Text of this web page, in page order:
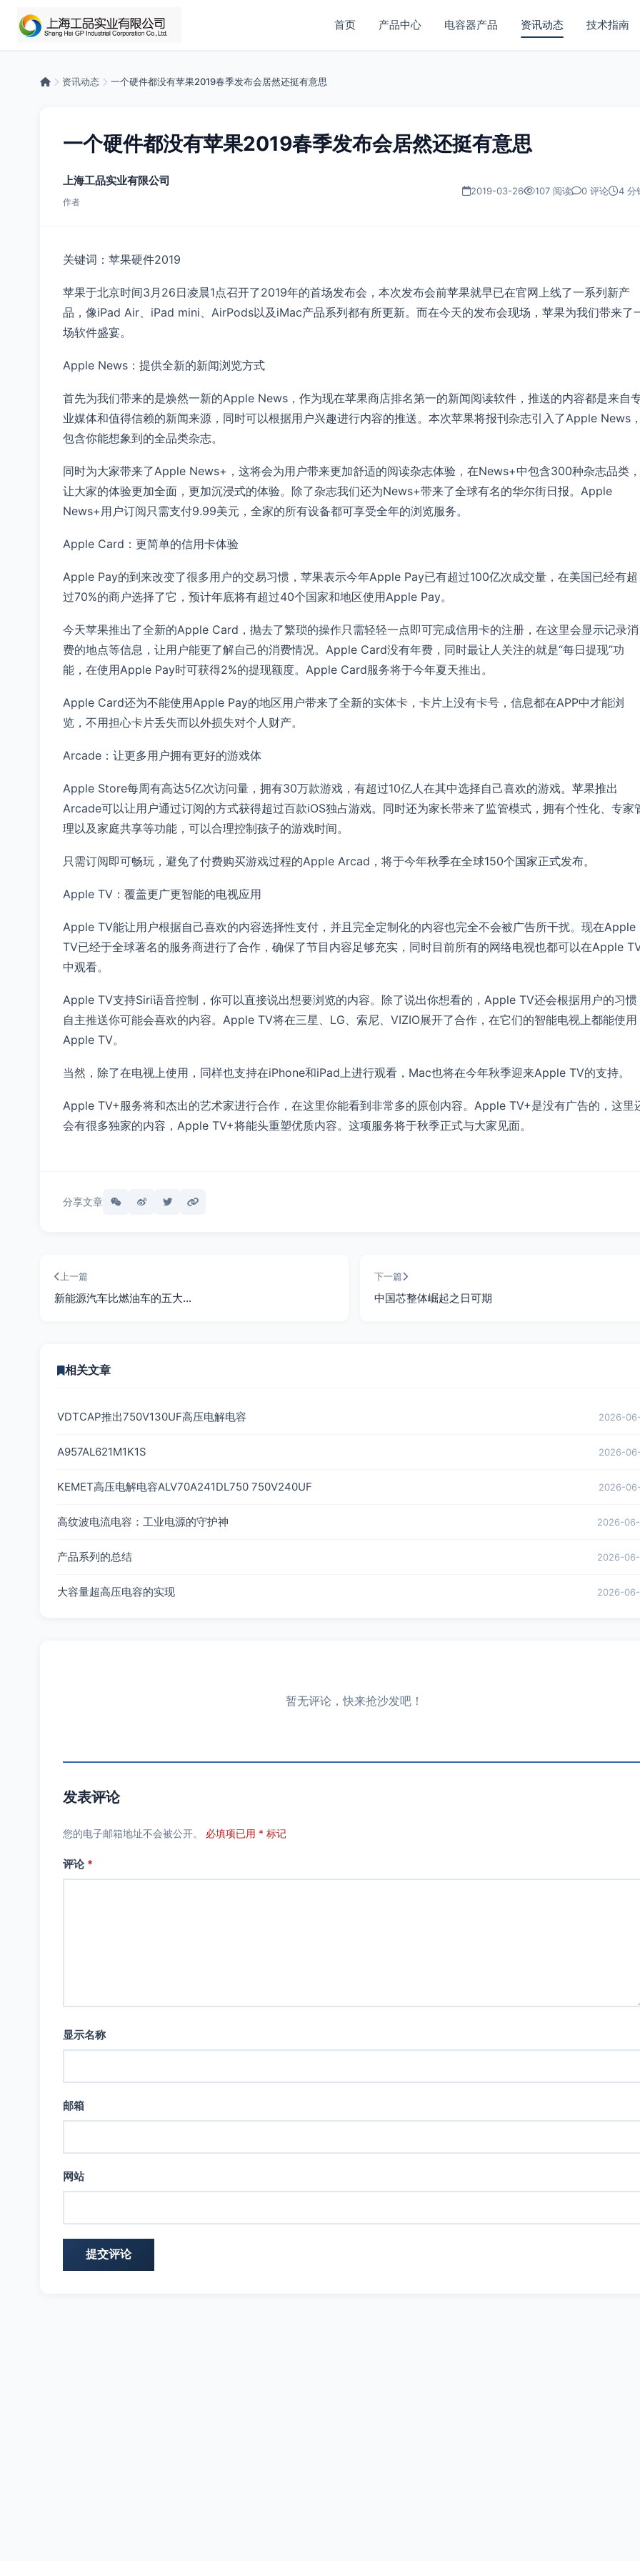
首页 产品中心 电容器产品 资讯动态 技术指南
资讯动态 一个硬件都没有苹果2019春季发布会居然还挺有意思
一个硬件都没有苹果2019春季发布会居然还挺有意思
上海工品实业有限公司
作者
2019-03-26 107 阅读 0 评论 4 分
关键词：苹果硬件2019
苹果于北京时间3月26日凌晨1点召开了2019年的首场发布会，本次发布会前苹果就早已在官网上线了一系列新产
品，像iPad Air、iPad mini、AirPods以及iMac产品系列都有所更新。而在今天的发布会现场，苹果为我们带来了
场软件盛宴。
Apple News：提供全新的新闻浏览方式
首先为我们带来的是焕然一新的Apple News，作为现在苹果商店排名第一的新闻阅读软件，推送的内容都是来自
业媒体和值得信赖的新闻来源，同时可以根据用户兴趣进行内容的推送。本次苹果将报刊杂志引入了Apple News，
包含你能想象到的全品类杂志。
同时为大家带来了Apple News+，这将会为用户带来更加舒适的阅读杂志体验，在News+中包含300种杂志品类，
让大家的体验更加全面，更加沉浸式的体验。除了杂志我们还为News+带来了全球有名的华尔街日报。Apple
News+用户订阅只需支付9.99美元，全家的所有设备都可享受全年的浏览服务。
Apple Card：更简单的信用卡体验
Apple Pay的到来改变了很多用户的交易习惯，苹果表示今年Apple Pay已有超过100亿次成交量，在美国已经有超
过70%的商户选择了它，预计年底将有超过40个国家和地区使用Apple Pay。
今天苹果推出了全新的Apple Card，抛去了繁琐的操作只需轻轻一点即可完成信用卡的注册，在这里会显示记录消
费的地点等信息，让用户能更了解自己的消费情况。Apple Card没有年费，同时最让人关注的就是“每日提现”功
能，在使用Apple Pay时可获得2%的提现额度。Apple Card服务将于今年夏天推出。
Apple Card还为不能使用Apple Pay的地区用户带来了全新的实体卡，卡片上没有卡号，信息都在APP中才能浏
览，不用担心卡片丢失而以外损失对个人财产。
Arcade：让更多用户拥有更好的游戏体
Apple Store每周有高达5亿次访问量，拥有30万款游戏，有超过10亿人在其中选择自己喜欢的游戏。苹果推出
Arcade可以让用户通过订阅的方式获得超过百款iOS独占游戏。同时还为家长带来了监管模式，拥有个性化、专家
理以及家庭共享等功能，可以合理控制孩子的游戏时间。
只需订阅即可畅玩，避免了付费购买游戏过程的Apple Arcad，将于今年秋季在全球150个国家正式发布。
Apple TV：覆盖更广更智能的电视应用
Apple TV能让用户根据自己喜欢的内容选择性支付，并且完全定制化的内容也完全不会被广告所干扰。现在Apple
TV已经于全球著名的服务商进行了合作，确保了节目内容足够充实，同时目前所有的网络电视也都可以在Apple
中观看。
Apple TV支持Siri语音控制，你可以直接说出想要浏览的内容。除了说出你想看的，Apple TV还会根据用户的习惯
自主推送你可能会喜欢的内容。Apple TV将在三星、LG、索尼、VIZIO展开了合作，在它们的智能电视上都能使用
Apple TV。
当然，除了在电视上使用，同样也支持在iPhone和iPad上进行观看，Mac也将在今年秋季迎来Apple TV的支持。
Apple TV+服务将和杰出的艺术家进行合作，在这里你能看到非常多的原创内容。Apple TV+是没有广告的，这里
会有很多独家的内容，Apple TV+将能头重塑优质内容。这项服务将于秋季正式与大家见面。
分享文章
上一篇
新能源汽车比燃油车的五大…
下一篇
中国芯整体崛起之日可期
相关文章
VDTCAP推出750V130UF高压电解电容 2026-
A957AL621M1K1S 2026-
KEMET高压电解电容ALV70A241DL750 750V240UF 2026-
高纹波电流电容：工业电源的守护神 2026-
产品系列的总结 2026-
大容量超高压电容的实现 2026-
暂无评论，快来抢沙发吧！
发表评论
您的电子邮箱地址不会被公开。 必填项已用 * 标记
评论 *
显示名称
邮箱
网站